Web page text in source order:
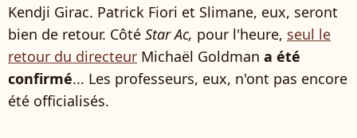
Kendji Girac. Patrick Fiori et Slimane, eux, seront
bien de retour. Côté Star Ac, pour l'heure, seul le
retour du directeur Michaël Goldman a été
confirmé... Les professeurs, eux, n'ont pas encore
été officialisés.